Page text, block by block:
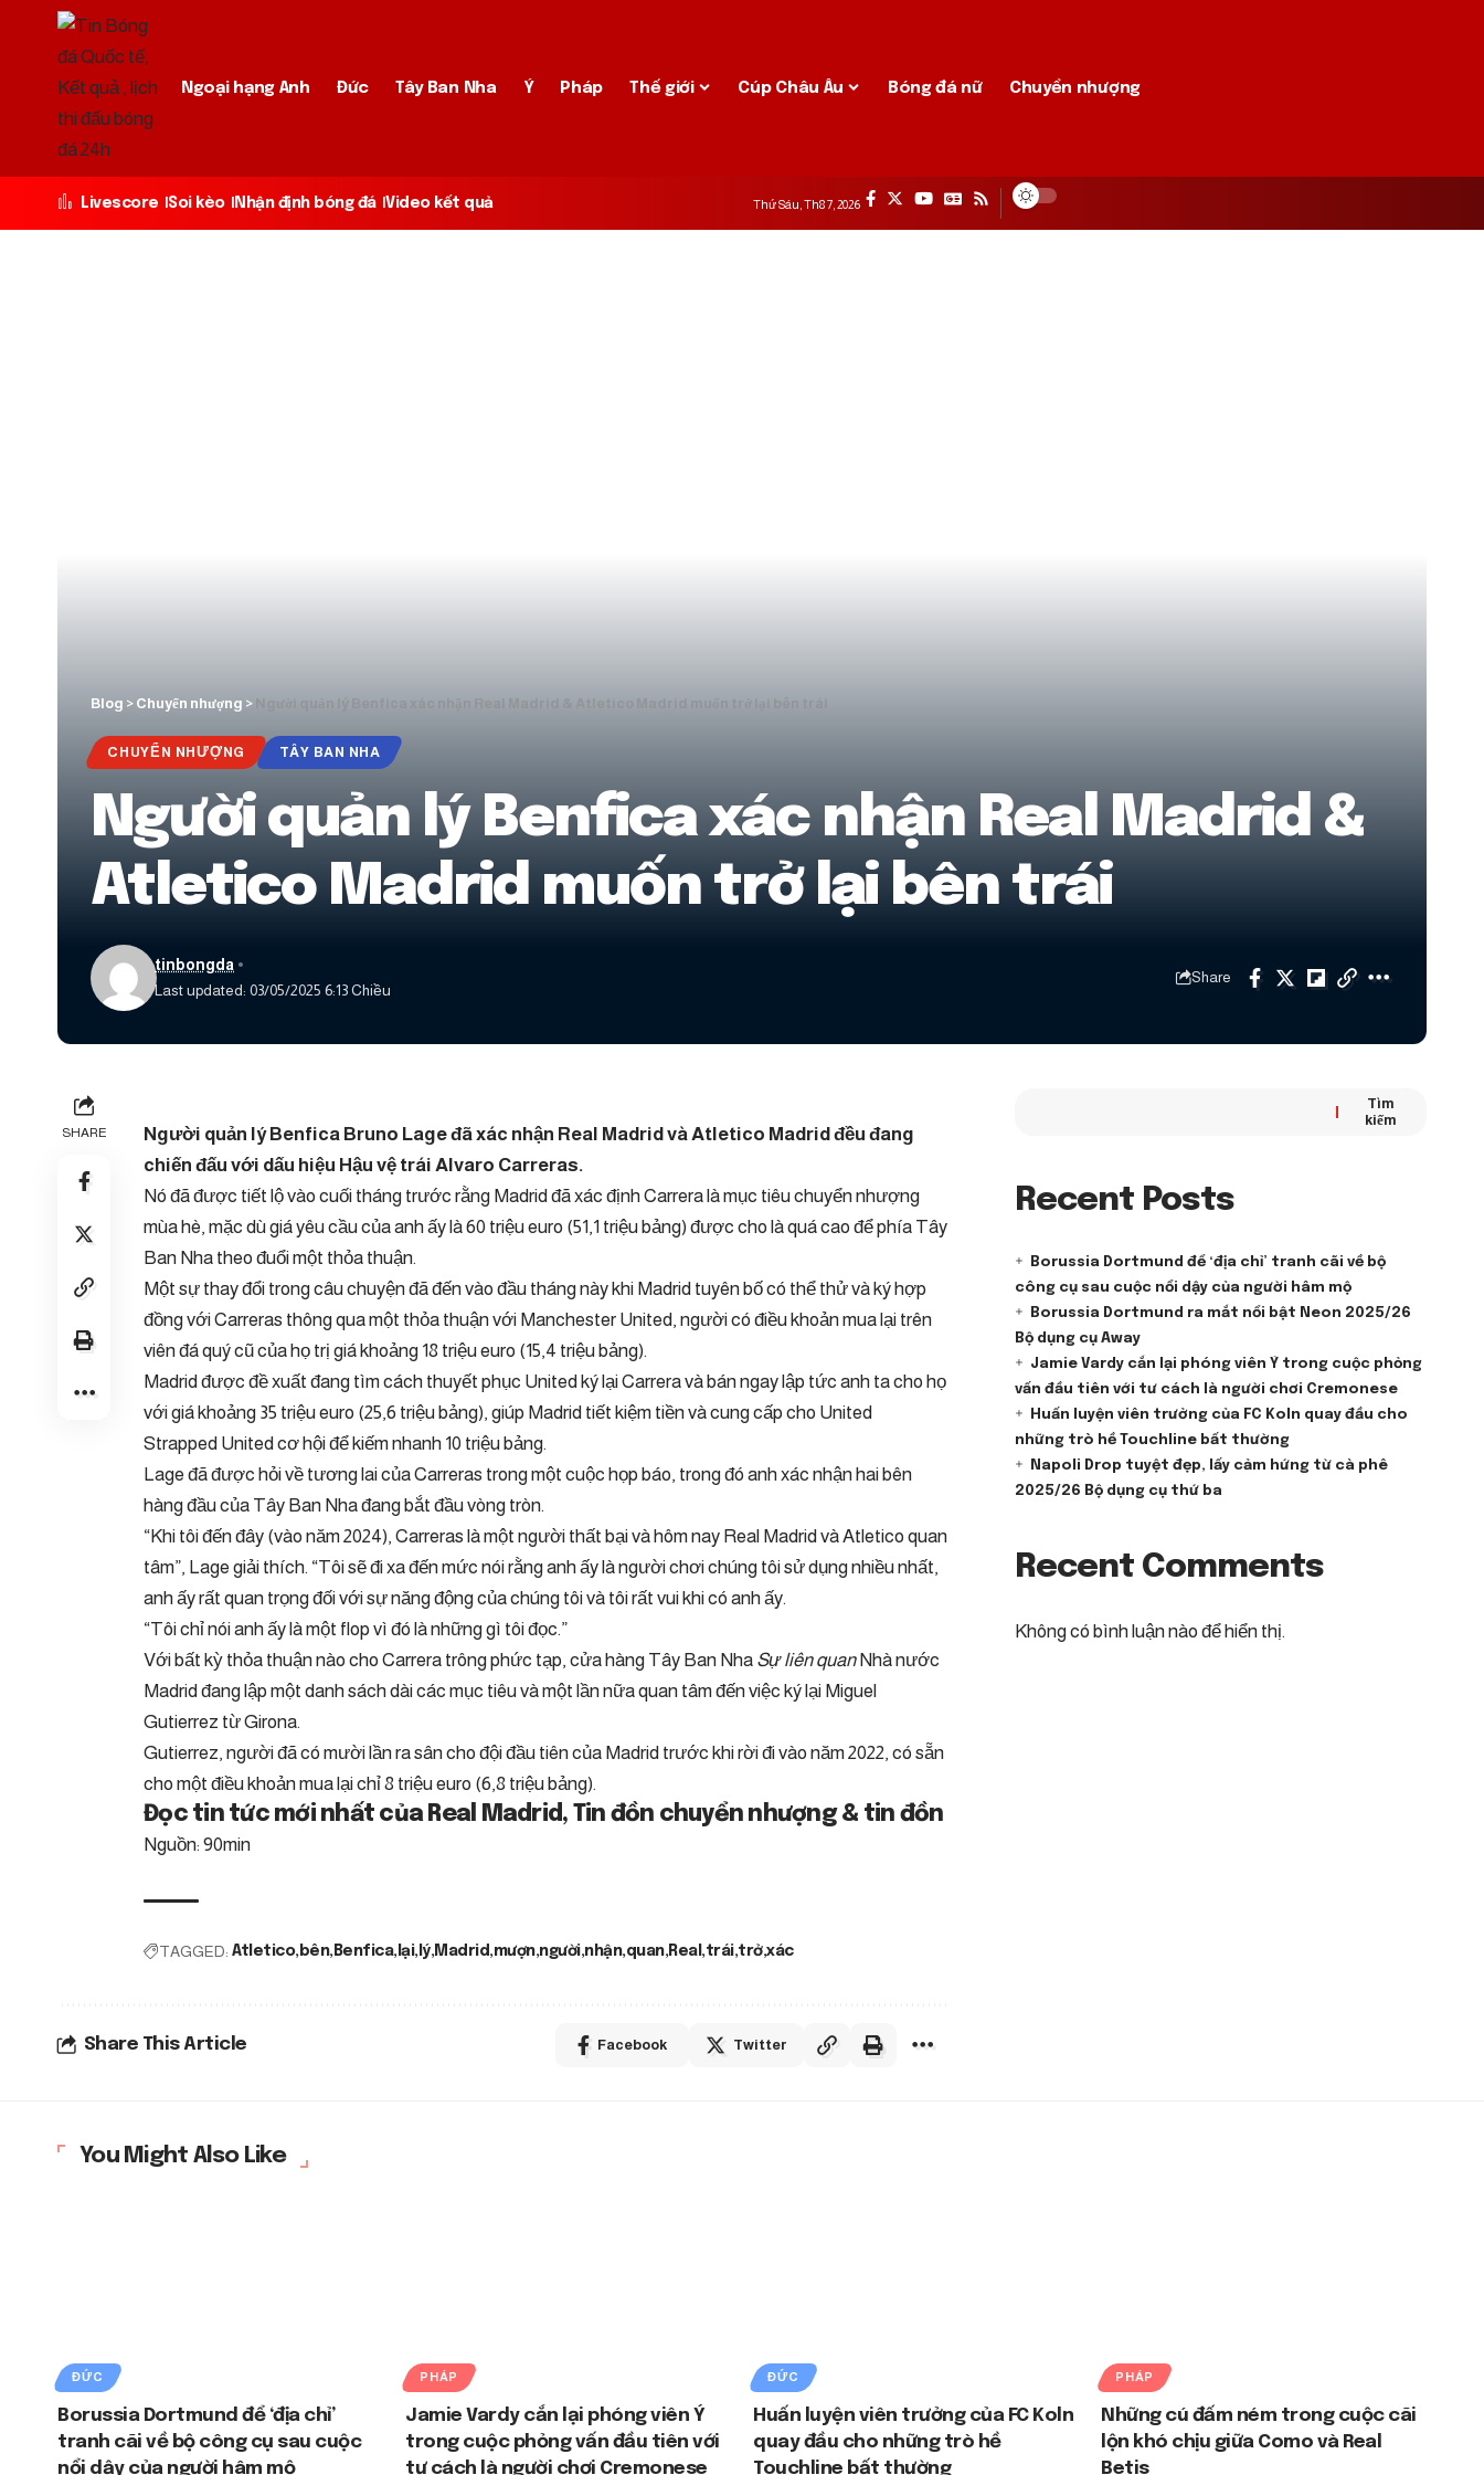
Ngoại hạng Anh Đức Tây Ban Nha Ý Pháp Thế giới Cúp Châu Âu Bóng đá nữ Chuyển nhượng
Livescore Soi kèo Nhận định bóng đá Video kết quả Thứ Sáu, Th8 7, 2026
Blog > Chuyển nhượng >
CHUYỂN NHƯỢNG TÂY BAN NHA
Người quản lý Benfica xác nhận Real Madrid &
Atletico Madrid muốn trở lại bên trái
Last updated: 03/05/2025 6:13 Chiều
tinbongda
Share
SHARE
Người quản lý Benfica Bruno Lage đã xác nhận Real Madrid và Atletico Madrid đều đang
chiến đấu với dấu hiệu Hậu vệ trái Alvaro Carreras.
Nó đã được tiết lộ vào cuối tháng trước rằng Madrid đã xác định Carrera là mục tiêu chuyển nhượng
mùa hè, mặc dù giá yêu cầu của anh ấy là 60 triệu euro (51,1 triệu bảng) được cho là quá cao để phía Tây
Ban Nha theo đuổi một thỏa thuận.
Một sự thay đổi trong câu chuyện đã đến vào đầu tháng này khi Madrid tuyên bố có thể thử và ký hợp
đồng với Carreras thông qua một thỏa thuận với Manchester United, người có điều khoản mua lại trên
viên đá quý cũ của họ trị giá khoảng 18 triệu euro (15,4 triệu bảng).
Madrid được đề xuất đang tìm cách thuyết phục United ký lại Carrera và bán ngay lập tức anh ta cho họ
với giá khoảng 35 triệu euro (25,6 triệu bảng), giúp Madrid tiết kiệm tiền và cung cấp cho United
Strapped United cơ hội để kiếm nhanh 10 triệu bảng.
Lage đã được hỏi về tương lai của Carreras trong một cuộc họp báo, trong đó anh xác nhận hai bên
hàng đầu của Tây Ban Nha đang bắt đầu vòng tròn.
“Khi tôi đến đây (vào năm 2024), Carreras là một người thất bại và hôm nay Real Madrid và Atletico quan
tâm”, Lage giải thích. “Tôi sẽ đi xa đến mức nói rằng anh ấy là người chơi chúng tôi sử dụng nhiều nhất,
anh ấy rất quan trọng đối với sự năng động của chúng tôi và tôi rất vui khi có anh ấy.
“Tôi chỉ nói anh ấy là một flop vì đó là những gì tôi đọc.”
Với bất kỳ thỏa thuận nào cho Carrera trông phức tạp, cửa hàng Tây Ban Nha Sự liên quanNhà nước
Madrid đang lập một danh sách dài các mục tiêu và một lần nữa quan tâm đến việc ký lại Miguel
Gutierrez từ Girona.
Gutierrez, người đã có mười lần ra sân cho đội đầu tiên của Madrid trước khi rời đi vào năm 2022, có sẵn
cho một điều khoản mua lại chỉ 8 triệu euro (6,8 triệu bảng).
Đọc tin tức mới nhất của Real Madrid, Tin đồn chuyển nhượng & tin đồn
Nguồn: 90min
TAGGED: Atletico bên Benfica lại lý Madrid mượn người nhận quan Real trái trở xác
Share This Article Facebook Twitter
Tìm
kiếm
Recent Posts
Borussia Dortmund để ‘địa chỉ’ tranh cãi về bộ
công cụ sau cuộc nổi dậy của người hâm mộ
Borussia Dortmund ra mắt nổi bật Neon 2025/26
Bộ dụng cụ Away
Jamie Vardy cắn lại phóng viên Ý trong cuộc phỏng
vấn đầu tiên với tư cách là người chơi Cremonese
Huấn luyện viên trưởng của FC Koln quay đầu cho
những trò hề Touchline bất thường
Napoli Drop tuyệt đẹp, lấy cảm hứng từ cà phê
2025/26 Bộ dụng cụ thứ ba
Recent Comments
Không có bình luận nào để hiển thị.
You Might Also Like
ĐỨC
Borussia Dortmund để ‘địa chỉ’
tranh cãi về bộ công cụ sau cuộc
nổi dậy của người hâm mộ
PHÁP
Jamie Vardy cắn lại phóng viên Ý
trong cuộc phỏng vấn đầu tiên với
tư cách là người chơi Cremonese
ĐỨC
Huấn luyện viên trưởng của FC Koln
quay đầu cho những trò hề
Touchline bất thường
PHÁP
Những cú đấm ném trong cuộc cãi
lộn khó chịu giữa Como và Real
Betis